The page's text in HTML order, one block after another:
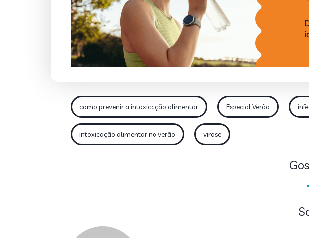
como prevenir a intoxicação alimentar Especial Verão
intoxicação alimentar no verão virose